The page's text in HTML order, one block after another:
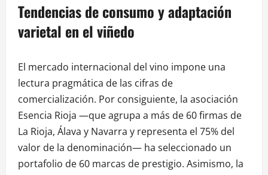
Tendencias de consumo y adaptación
varietal en el viñedo
El mercado internacional del vino impone una
lectura pragmática de las cifras de
comercialización. Por consiguiente, la asociación
Esencia Rioja —que agrupa a más de 60 firmas de
La Rioja, Álava y Navarra y representa el 75% del
valor de la denominación— ha seleccionado un
portafolio de 60 marcas de prestigio. Asimismo, la